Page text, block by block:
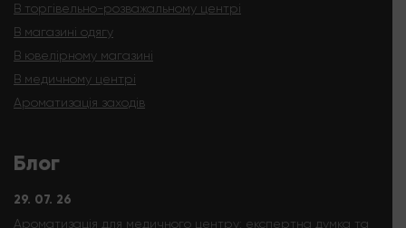
В торгівельно-розважальному центрі
В магазині одягу
В ювелірному магазині
В медичному центрі
Ароматизація заходів
Блог
29. 07. 26
Ароматизація для медичного центру: експертна думка та